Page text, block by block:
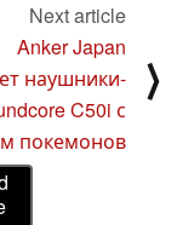
Next article
Anker Japan
наушники-
C50i с
покемонов
⟩